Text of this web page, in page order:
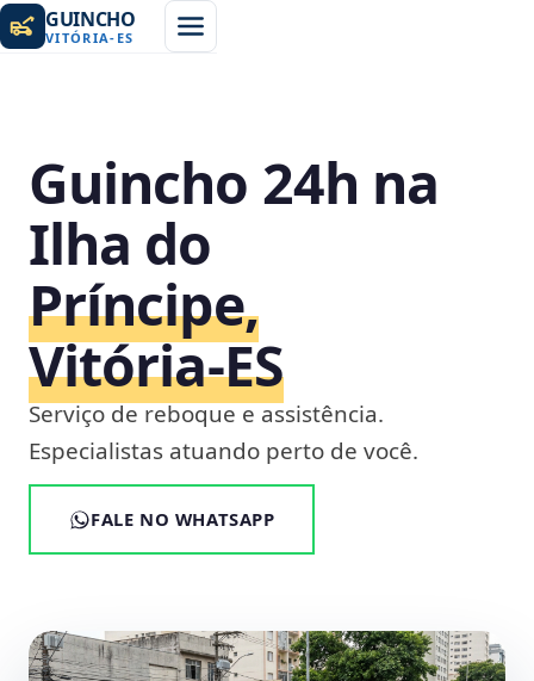
GUINCHO
VITÓRIA- ES
Guincho 24h na
Ilha do
Príncipe,
Vitória‑ES
Serviço de reboque e assistência.
Especialistas atuando perto de você.
FALE NO WHATSAPP